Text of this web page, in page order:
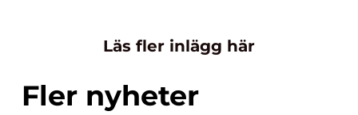
Läs fler inlägg här
Fler nyheter